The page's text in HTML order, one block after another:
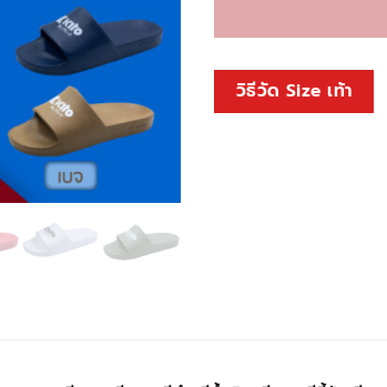
วิธีวัด Size เท้า